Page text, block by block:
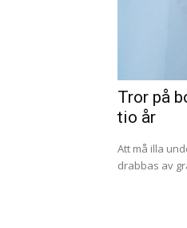
Tror på
tio år
Att må illa
drabbas av